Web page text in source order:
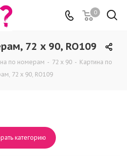
0
72 x 90, RO109
по номерам - 72 x 90 - Картина по
72 x 90, RO109
категорию